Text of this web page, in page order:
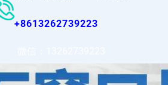
+8613262739223